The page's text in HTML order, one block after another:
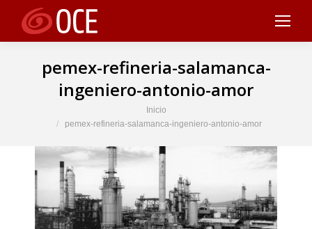
pemex-refineria-salamanca-
ingeniero-antonio-amor
Inicio
pemex-refineria-salamanca-ingeniero-antonio-amor